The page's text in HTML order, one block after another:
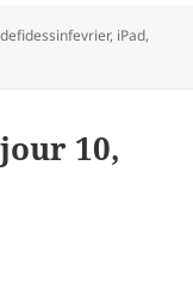
Tags
defidessinfevrier, iPad,
jour 11,
10,